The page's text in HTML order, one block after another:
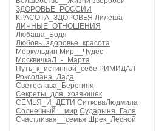
ЗДОРОВЬЕ_РОССИИ
КРАСОТА_ЗДОРОВЬЯ Лилёша
ЛИЧНЫЕ_ОТНОШЕНИЯ
Любаша_Бодя
Любовь_здоровье_красота
Меркульдин Мир__Чудес
МосквичкаЛ_-_Марта
Путь_к_истинной_себе РИМИДАЛ
Роксолана_Лада
Светослава_Берегиня
Секреты_для_хозяюшек
СЕМЬЯ_И_ДЕТИ СитковаЛюдмила
Солнечный__мир Сударыня_Галя
Счастливая__семья Шрек_Лесной